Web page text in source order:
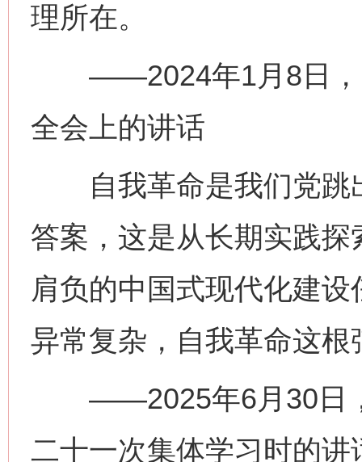
理所在。
——2024年1月8日，
全会上的讲话
自我革命是我们党跳
答案，这是从长期实践
肩负的中国式现代化建
异常复杂，自我革命这
——2025年6月30日，
二十一次集体学习时的讲